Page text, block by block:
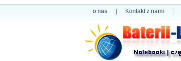
o nas Kontakt z nami